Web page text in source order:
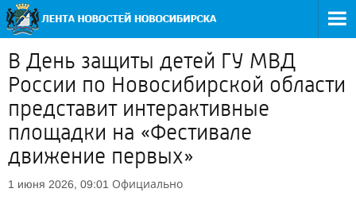
В День защиты детей ГУ МВД
России по Новосибирской области
представит интерактивные
площадки на «Фестивале
движение первых»
1 июня 2026, 09:01 Официально